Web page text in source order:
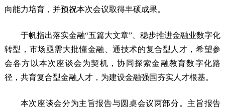
向能力培育，并预祝本次会议取得丰硕成果。
于帆指出落实金融“五篇大文章”、稳步推进金融业数字化
转型，市场亟需大批懂金融、通技术的复合型人才，希望参
会各方以本次座谈会为契机，协同探索金融教育数字化路
径，共育复合型金融人才，为建设金融强国夯实人才根基。
本次座谈会分为主旨报告与圆桌会议两部分。主旨报告